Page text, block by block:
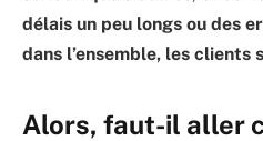
délais un peu longs ou des
dans l’ensemble, les clients
Alors, faut-il aller